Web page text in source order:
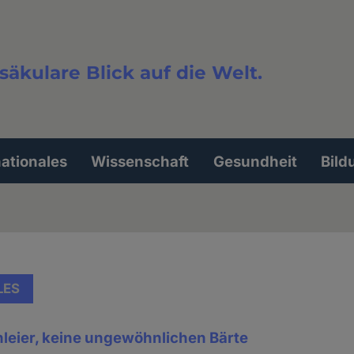
Blick auf die Welt.
Wissenschaft Gesundheit
keine ungewöhnlichen Bärte